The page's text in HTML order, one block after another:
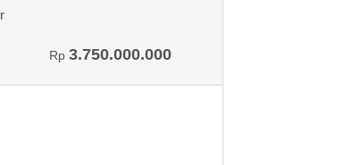
Rp 3.750.000.000